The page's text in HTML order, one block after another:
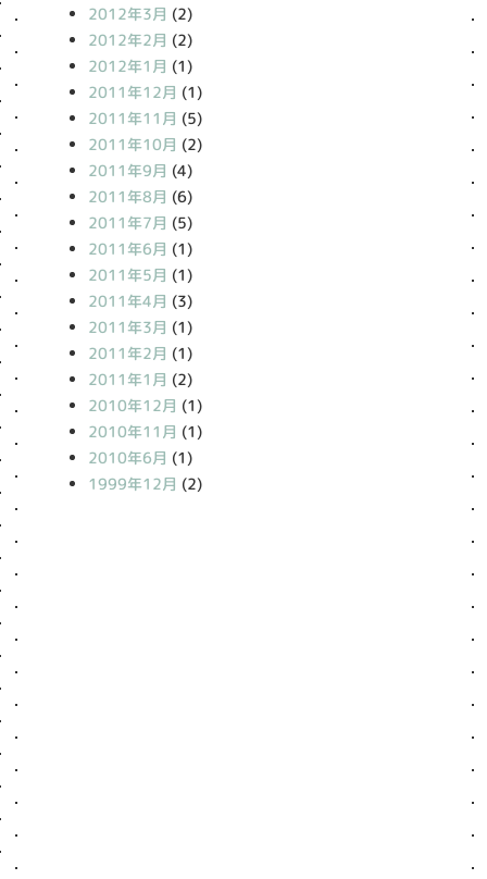
2012年3月 (2)
2012年2月 (2)
2012年1月 (1)
2011年12月 (1)
2011年11月 (5)
2011年10月 (2)
2011年9月 (4)
2011年8月 (6)
2011年7月 (5)
2011年6月 (1)
2011年5月 (1)
2011年4月 (3)
2011年3月 (1)
2011年2月 (1)
2011年1月 (2)
2010年12月 (1)
2010年11月 (1)
2010年6月 (1)
1999年12月 (2)